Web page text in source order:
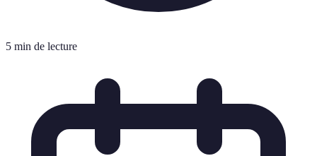
5 min de lecture